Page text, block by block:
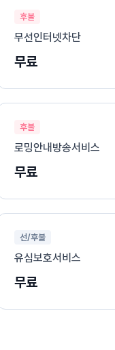
후불
무선인터넷차단
무료
후불
로밍안내방송서비스
무료
선/후불
유심보호서비스
무료